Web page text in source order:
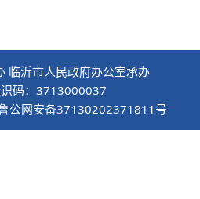
临沂市人民政府办公室承办
码：3713000037
公网安备37130202371811号